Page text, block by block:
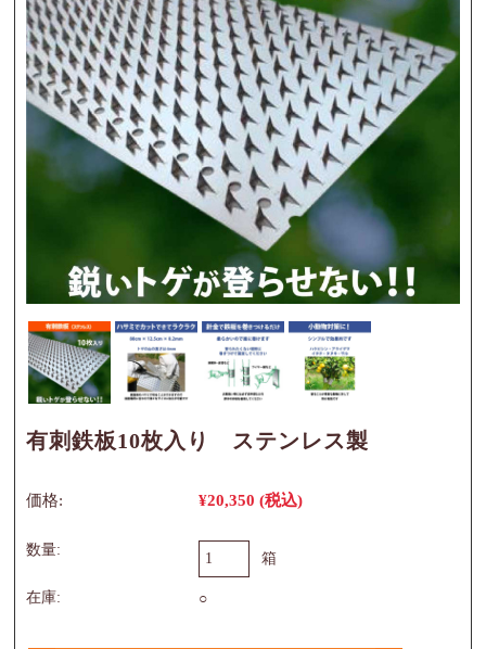
有刺鉄板10枚入り ステンレス製
価格: ¥20,350 (税込)
数量:
箱
在庫: ○